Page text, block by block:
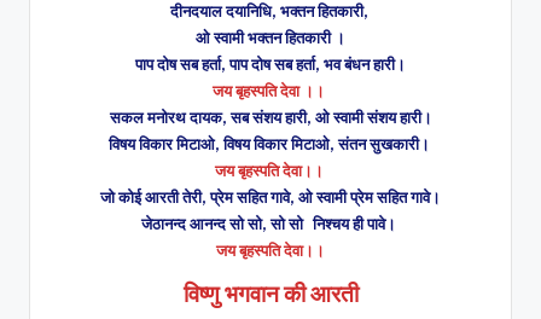
दीनदयाल दयानिधि, भक्तन हितकारी,
ओ स्वामी भक्तन हितकारी ।
पाप दोष सब हर्ता, पाप दोष सब हर्ता, भव बंधन हारी।
जय बृहस्पति देवा ।।
सकल मनोरथ दायक, सब संशय हारी, ओ स्वामी संशय हारी।
विषय विकार मिटाओ, विषय विकार मिटाओ, संतन सुखकारी।
जय बृहस्पति देवा।।
जो कोई आरती तेरी, प्रेम सहित गावे, ओ स्वामी प्रेम सहित गावे।
जेठानन्द आनन्द सो सो, सो सो निश्चय ही पावे।
जय बृहस्पति देवा।।
विष्णु भगवान की आरती